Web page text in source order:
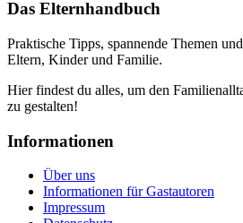
Das Elternhandbuch
Praktische Tipps, spannende Themen
Eltern, Kinder und Familie.
Hier findest du alles, um den
zu gestalten!
Informationen
Über uns
Informationen für Gastautoren
Impressum